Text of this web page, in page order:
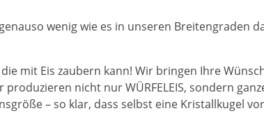
wenig wie es in unseren Breitengraden
die mit Eis zaubern kann! Wir bringen Ihre
nicht nur WÜRFELEIS, sondern ganze
– so klar, dass selbst eine Kristallkugel